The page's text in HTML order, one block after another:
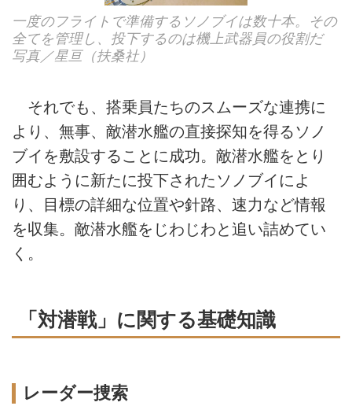
一度のフライトで準備するソノブイは数十本。その
全てを管理し、投下するのは機上武器員の役割だ
写真／星亘（扶桑社）
それでも、搭乗員たちのスムーズな連携に
より、無事、敵潜水艦の直接探知を得るソノ
ブイを敷設することに成功。敵潜水艦をとり
囲むように新たに投下されたソノブイによ
り、目標の詳細な位置や針路、速力など情報
を収集。敵潜水艦をじわじわと追い詰めてい
く。
「対潜戦」に関する基礎知識
レーダー捜索